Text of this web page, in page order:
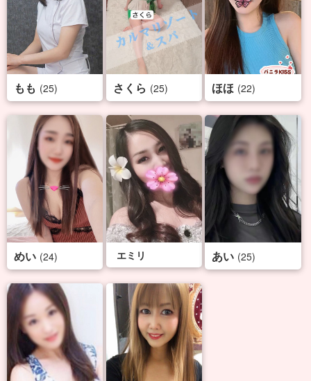
もも (25) さくら (25) ほほ (22)
めい (24) エミリ あい (25)